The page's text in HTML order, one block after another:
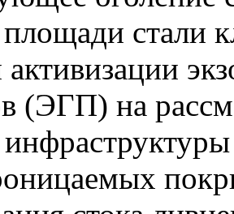
стали
(ЭГП) на